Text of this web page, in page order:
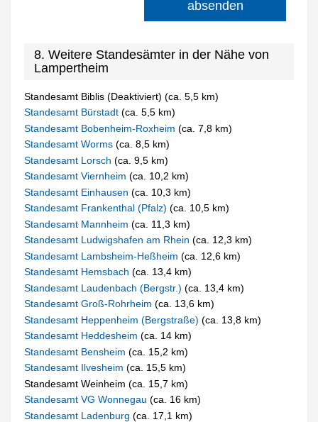
absenden
8. Weitere Standesämter in der Nähe von
Lampertheim
Standesamt Biblis (Deaktiviert) (ca. 5,5 km)
Standesamt Bürstadt(ca. 5,5 km)
Standesamt Bobenheim-Roxheim(ca. 7,8 km)
Standesamt Worms(ca. 8,5 km)
Standesamt Lorsch(ca. 9,5 km)
Standesamt Viernheim(ca. 10,2 km)
Standesamt Einhausen(ca. 10,3 km)
Standesamt Frankenthal (Pfalz)(ca. 10,5 km)
Standesamt Mannheim(ca. 11,3 km)
Standesamt Ludwigshafen am Rhein(ca. 12,3 km)
Standesamt Lambsheim-Heßheim(ca. 12,6 km)
Standesamt Hemsbach(ca. 13,4 km)
Standesamt Laudenbach (Bergstr.)(ca. 13,4 km)
Standesamt Groß-Rohrheim(ca. 13,6 km)
Standesamt Heppenheim (Bergstraße)(ca. 13,8 km)
Standesamt Heddesheim(ca. 14 km)
Standesamt Bensheim(ca. 15,2 km)
Standesamt Ilvesheim(ca. 15,5 km)
Standesamt Weinheim (ca. 15,7 km)
Standesamt VG Wonnegau(ca. 16 km)
Standesamt Ladenburg(ca. 17,1 km)